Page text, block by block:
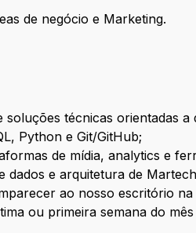
de negócio e Marketing.
técnicas orientadas a
Python e Git/GitHub;
de mídia, analytics e
dados e arquitetura de
ao nosso escritório
ou primeira semana do